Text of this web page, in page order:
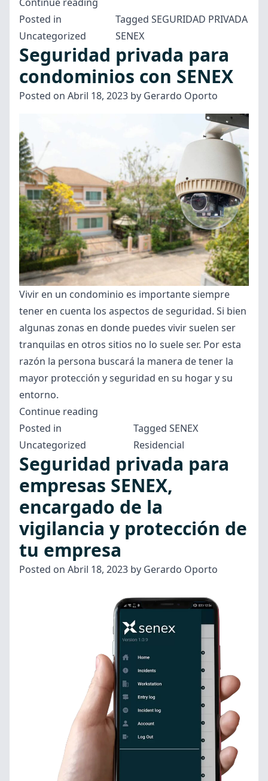
privada
para
eventos
con
nuestro
equipo
Posted in
Uncategorized
Tagged SEGURIDAD PRIVADA
SENEX
Seguridad privada para
condominios con SENEX
Posted on Abril 18, 2023 by Gerardo Oporto
Vivir en un condominio es importante siempre
tener en cuenta los aspectos de seguridad. Si bien
algunas zonas en donde puedes vivir suelen ser
tranquilas en otros sitios no lo suele ser. Por esta
razón la persona buscará la manera de tener la
mayor protección y seguridad en su hogar y su
entorno.
Continue reading
condominios
con
SENEX”
Posted in
Uncategorized
TaggedSENEX
Residencial
Seguridad privada para
empresas SENEX,
encargado de la
vigilancia y protección de
tu empresa
Posted on Abril 18, 2023 by Gerardo Oporto